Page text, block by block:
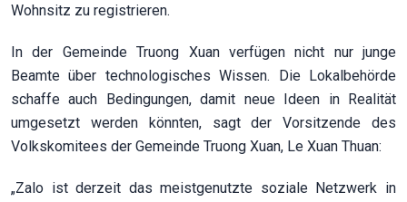
Wohnsitz zu registrieren.
In der Gemeinde Truong Xuan verfügen nicht nur junge
Beamte über technologisches Wissen. Die Lokalbehörde
schaffe auch Bedingungen, damit neue Ideen in Realität
umgesetzt werden könnten, sagt der Vorsitzende des
Volkskomitees der Gemeinde Truong Xuan, Le Xuan Thuan:
„Zalo ist derzeit das meistgenutzte soziale Netzwerk in